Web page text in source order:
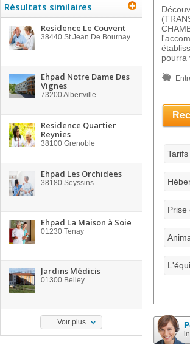
Résultats similaires
Residence Le Couvent
38440 St Jean De Bournay
Ehpad Notre Dame Des
Vignes
73200Albertville
Residence Quartier
Reynies
38100 Grenoble
Ehpad Les Orchidees
38180 Seyssins
Ehpad La Maison à Soie
01230 Tenay
Jardins Médicis
01300 Belley
Voir plus
pourra
Tarifs
Prise